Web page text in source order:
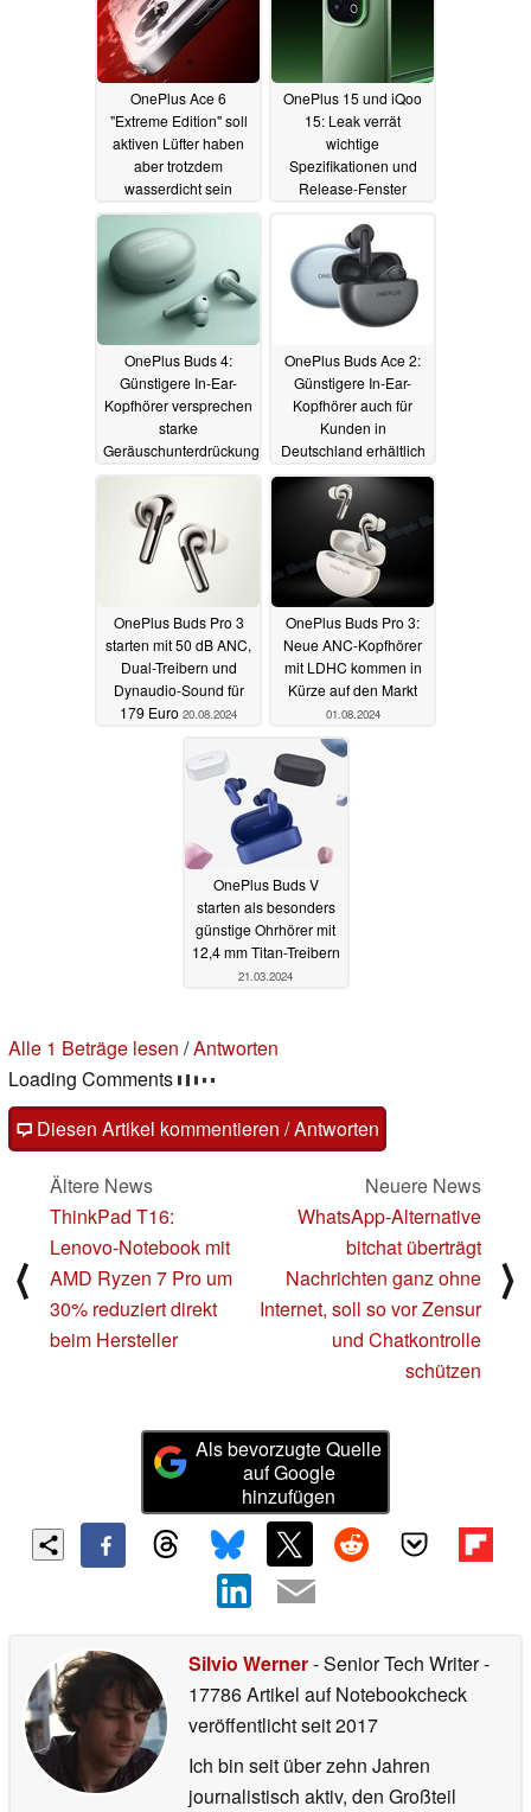
OnePlus Ace 6
"Extreme Edition" soll
aktiven Lüfter haben
aber trotzdem
wasserdicht sein
16.07.2025
OnePlus 15 und iQoo
15: Leak verrät
wichtige
Spezifikationen und
Release-Fenster
OnePlus Buds 4:
Günstigere In-Ear-
Kopfhörer versprechen
starke
Geräuschunterdrückung
OnePlus Buds Ace 2:
Günstigere In-Ear-
Kopfhörer auch für
Kunden in
Deutschland erhältlich
02.03.2025
OnePlus Buds Pro 3
starten mit 50 dB ANC,
Dual-Treibern und
Dynaudio-Sound für
179 Euro 20.08.2024
OnePlus Buds Pro 3:
Neue ANC-Kopfhörer
mit LDHC kommen in
Kürze auf den Markt
01.08.2024
OnePlus Buds V
starten als besonders
günstige Ohrhörer mit
12,4 mm Titan-Treibern
21.03.2024
Alle 1 Beträge lesen /Antworten
Loading Comments
Diesen Artikel kommentieren / Antworten
⟨
Ältere News
ThinkPad T16:
Lenovo-Notebook mit
AMD Ryzen 7 Pro um
30% reduziert direkt
beim Hersteller
Neuere News
WhatsApp-Alternative
bitchat überträgt
Nachrichten ganz ohne
Internet, soll so vor Zensur
und Chatkontrolle
schützen
⟩
Als bevorzugte Quelle
auf Google
hinzufügen
Silvio Werner- Senior Tech Writer-
17786 Artikel auf Notebookcheck
veröffentlichtseit 2017
Ich bin seit über zehn Jahren
journalistisch aktiv, den Großteil